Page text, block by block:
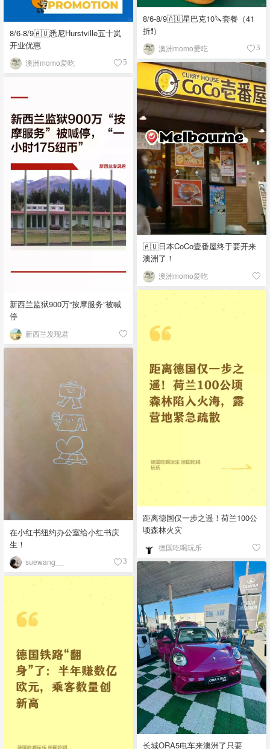
8/6-8/9🇦🇺悉尼Hurstville五十岚
开业优惠
澳洲momo爱吃 5
8/6-8/9🇦🇺星巴克10🔪套餐（41
折❗）
澳洲momo爱吃 3
🇦🇺日本CoCo壹番屋终于要开来
澳洲了！
澳洲momo爱吃
新西兰监狱900万“按摩服务”被喊
停
新西兰发现君
距离德国仅一步之遥！荷兰100公
顷森林火灾
德国吃喝玩乐
在小红书纽约办公室给小红书庆
生！
suewang__ 3
长城ORA5电车来澳洲了只要